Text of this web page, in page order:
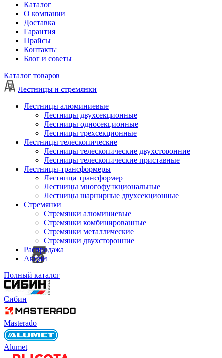
Каталог
О компании
Доставка
Гарантия
Прайсы
Контакты
Блог и советы
Каталог товаров
Лестницы и стремянки
Лестницы алюминиевые
Лестницы двухсекционные
Лестницы односекционные
Лестницы трехсекционные
Лестницы телескопические
Лестницы телескопические двухсторонние
Лестницы телескопические приставные
Лестницы-трансформеры
Лестница-трансформер
Лестницы многофункциональные
Лестницы шарнирные двухсекционные
Стремянки
Стремянки алюминиевые
Стремянки комбинированные
Стремянки металлические
Стремянки двухсторонние
Распродажа
Акции
Полный каталог
Сибин
Masterado
Alumet